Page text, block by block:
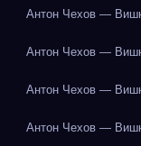
Антон Чехов —
Антон Чехов —
Антон Чехов —
Антон Чехов —